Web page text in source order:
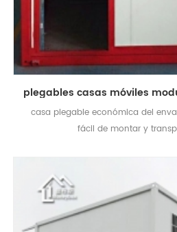
casa plegable económica del
fácil de montar y